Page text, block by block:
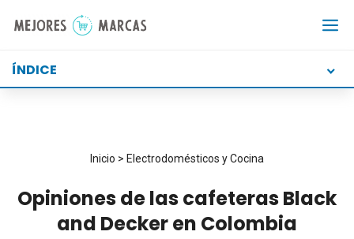
ÍNDICE
Inicio > Electrodomésticos y Cocina
Opiniones de las cafeteras Black
and Decker en Colombia